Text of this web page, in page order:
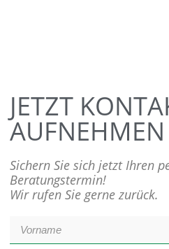
JETZT
AUFNEHMEN
Sichern Sie sich jetzt Ihren
Beratungstermin!
Wir rufen Sie gerne zurück.